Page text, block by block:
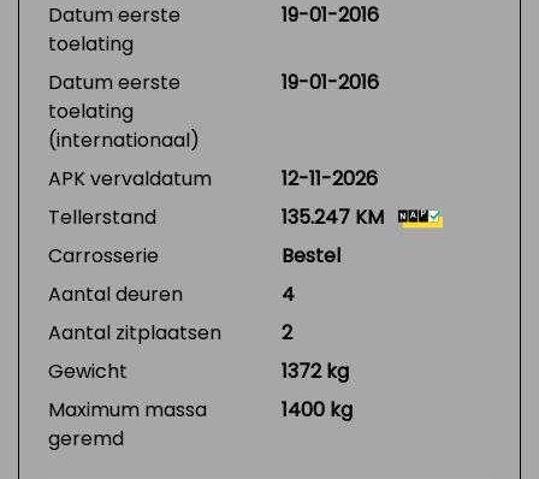
Datum eerste
toelating
19-01-2016
Datum eerste
toelating
(internationaal)
19-01-2016
APK vervaldatum
12-11-2026
Tellerstand
135.247 KM
Carrosserie
Bestel
Aantal deuren
4
Aantal zitplaatsen
2
Gewicht
1372 kg
Maximum massa
geremd
1400 kg